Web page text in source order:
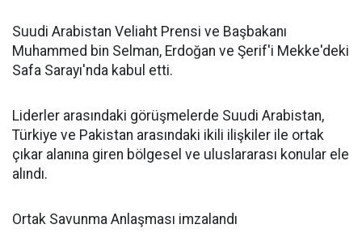
Suudi Arabistan Veliaht Prensi ve Başbakanı
Muhammed bin Selman, Erdoğan ve Şerif'i Mekke'deki
Safa Sarayı'nda kabul etti.
Liderler arasındaki görüşmelerde Suudi Arabistan,
Türkiye ve Pakistan arasındaki ikili ilişkiler ile ortak
çıkar alanına giren bölgesel ve uluslararası konular ele
alındı.
Ortak Savunma Anlaşması imzalandı